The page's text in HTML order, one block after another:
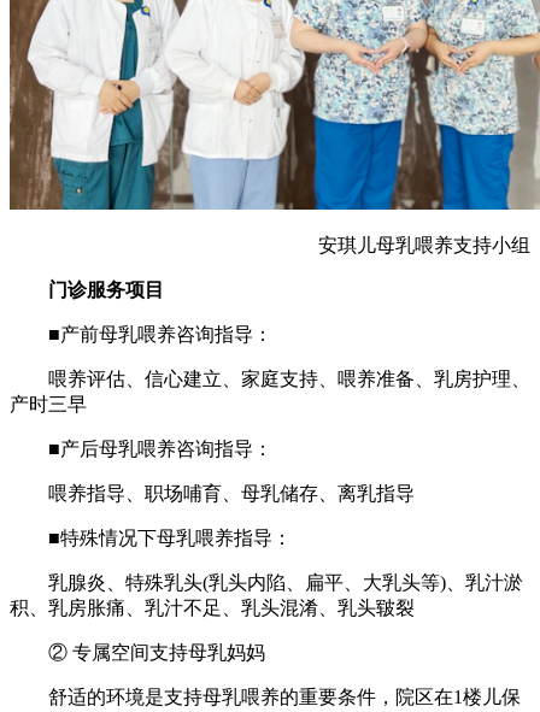
安琪儿母乳喂养支持小组
门诊服务项目
■产前母乳喂养咨询指导：
喂养评估、信心建立、家庭支持、喂养准备、乳房护理、
产时三早
■产后母乳喂养咨询指导：
喂养指导、职场哺育、母乳储存、离乳指导
■特殊情况下母乳喂养指导：
乳腺炎、特殊乳头(乳头内陷、扁平、大乳头等)、乳汁淤
积、乳房胀痛、乳汁不足、乳头混淆、乳头皲裂
② 专属空间支持母乳妈妈
舒适的环境是支持母乳喂养的重要条件，院区在1楼儿保